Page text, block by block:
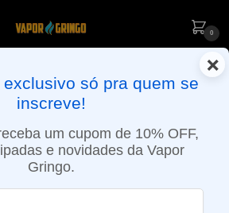
0
EM SÃO PAULO (SEG A SEX): PEDIDOS
ATÉ 15:30 VIA MOTOBOY
×
só pra quem se
inscreve!
um cupom de 10% OFF,
e novidades da Vapor
Gringo.